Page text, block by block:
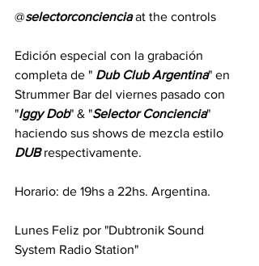
@selectorconciencia at the controls
Edición especial con la grabación
completa de " Dub Club Argentina" en
Strummer Bar del viernes pasado con
"Iggy Dob" & "Selector Conciencia"
haciendo sus shows de mezcla estilo
DUB respectivamente.
Horario: de 19hs a 22hs. Argentina.
Lunes Feliz por "Dubtronik Sound
System Radio Station"